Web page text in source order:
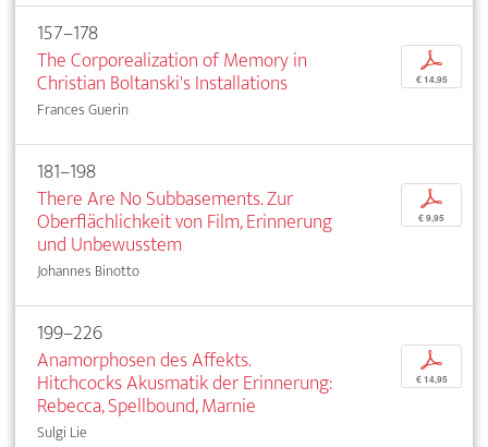
157–178
The Corporealization of Memory in
Christian Boltanski's Installations
Frances Guerin
p
€ 14,95
181–198
There Are No Subbasements. Zur
Oberflächlichkeit von Film, Erinnerung
und Unbewusstem
Johannes Binotto
p
€ 9,95
199–226
Anamorphosen des Affekts.
Hitchcocks Akusmatik der Erinnerung:
Rebecca, Spellbound, Marnie
Sulgi Lie
p
€ 14,95